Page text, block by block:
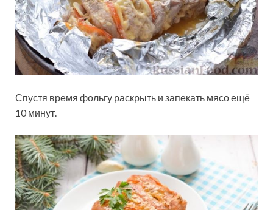
Спустя время фольгу раскрыть и запекать мясо ещё
10 минут.